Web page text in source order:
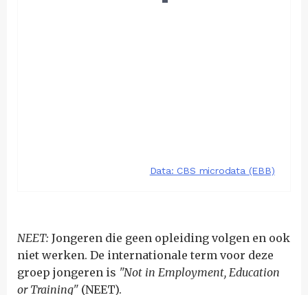
NEET: Jongeren die geen opleiding volgen en ook
niet werken. De internationale term voor deze
groep jongeren is "Not in Employment, Education
or Training" (NEET).